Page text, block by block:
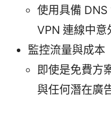
使用具備
VPN 連線中意
監控流量與成本
即使是免費方
與任何潛在廣